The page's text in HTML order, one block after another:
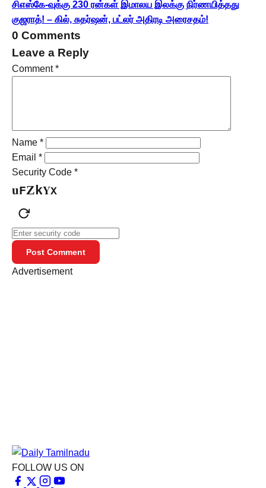
சிஎஸ்கே-வுக்கு 230 ரன்கள் இமாலய இலக்கு நிர்ணயித்தது
குஜராத்! – கில், சுதர்ஷன், பட்லர் அதிரடி அரைசதம்!
0 Comments
Leave a Reply
Comment*
Name *
Email *
Security Code *
uFZkYX
Post Comment
Advertisement
FOLLOW US ON